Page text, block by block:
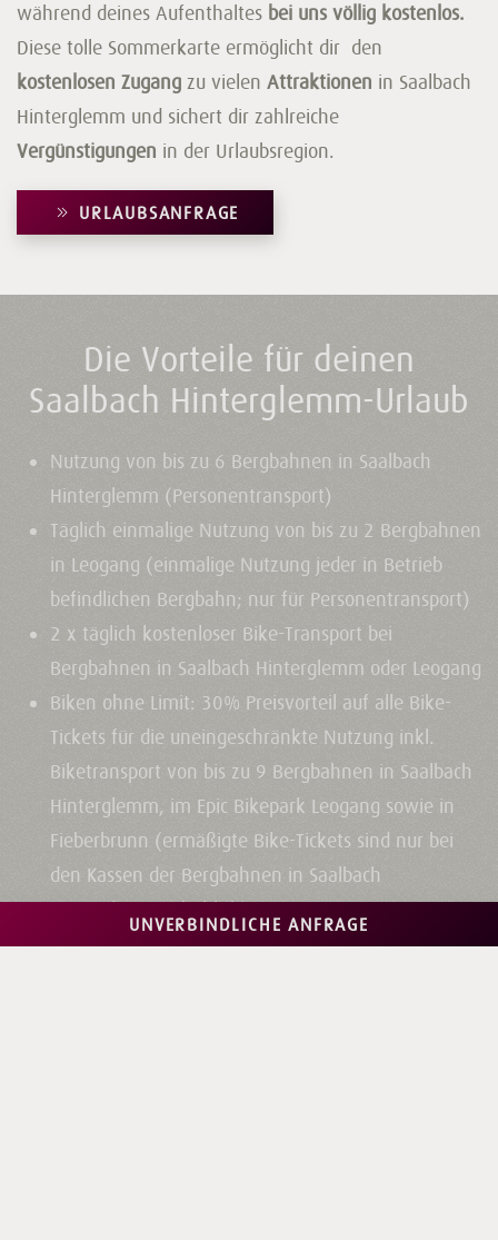
während deines Aufenthaltes bei uns völlig kostenlos.
Diese tolle Sommerkarte ermöglicht dir den
kostenlosen Zugang zu vielen Attraktionen in Saalbach
Hinterglemm und sichert dir zahlreiche
Vergünstigungen in der Urlaubsregion.
URLAUBSANFRAGE
Die Vorteile für deinen
Saalbach Hinterglemm-Urlaub
Nutzung von bis zu 6 Bergbahnen in Saalbach
Hinterglemm (Personentransport)
Täglich einmalige Nutzung von bis zu 2 Bergbahnen
in Leogang (einmalige Nutzung jeder in Betrieb
befindlichen Bergbahn; nur für Personentransport)
2 x täglich kostenloser Bike-Transport bei
Bergbahnen in Saalbach Hinterglemm oder Leogang
Biken ohne Limit: 30% Preisvorteil auf alle Bike-
Tickets für die uneingeschränkte Nutzung inkl.
Biketransport von bis zu 9 Bergbahnen in Saalbach
Hinterglemm, im Epic Bikepark Leogang sowie in
Fieberbrunn (ermäßigte Bike-Tickets sind nur bei
den Kassen der Bergbahnen in Saalbach
Hinterglemm erhältlich)
Erlebnisse für Kids: Berg Kodok, Montelino‘s
UNVERBINDLICHE ANFRAGE